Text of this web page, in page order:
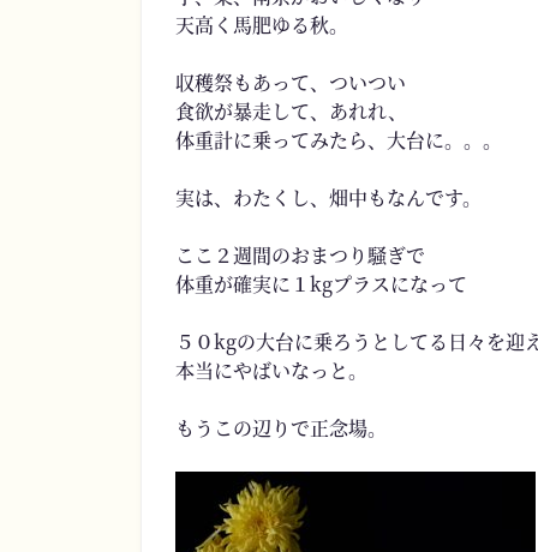
天高く馬肥ゆる秋。
収穫祭もあって、ついつい
食欲が暴走して、あれれ、
体重計に乗ってみたら、大台に。。。
実は、わたくし、畑中もなんです。
ここ２週間のおまつり騒ぎで
体重が確実に１kgプラスになって
５０kgの大台に乗ろうとしてる日々を迎
本当にやばいなっと。
もうこの辺りで正念場。